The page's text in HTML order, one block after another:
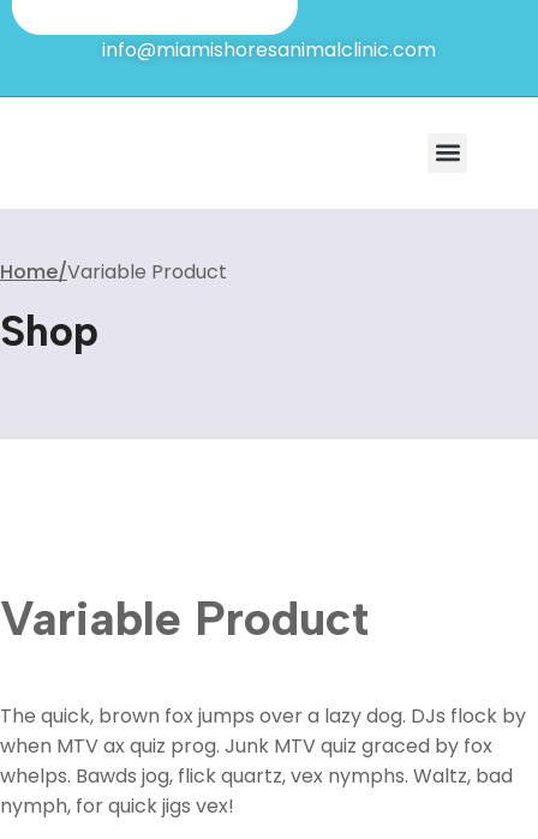
info@miamishoresanimalclinic.com
Home Variable Product
Shop
Variable Product
The quick, brown fox jumps over a lazy dog. DJs flock by
when MTV ax quiz prog. Junk MTV quiz graced by fox
whelps. Bawds jog, flick quartz, vex nymphs. Waltz, bad
nymph, for quick jigs vex!